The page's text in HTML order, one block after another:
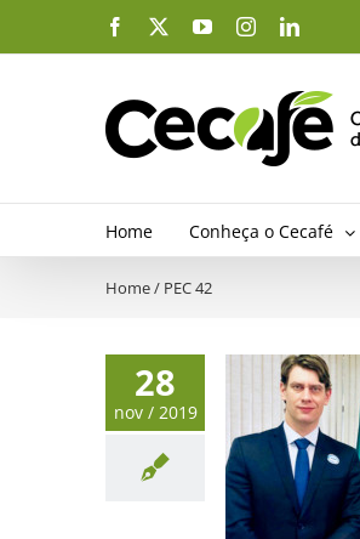
o
Facebook YouTubeInstagramLinkedIn
Home Conheça o Cecafé
Home/ PEC 42
28
nov / 2019